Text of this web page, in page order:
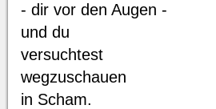
- dir vor den Augen -
und du
versuchtest
wegzuschauen
in Scham.